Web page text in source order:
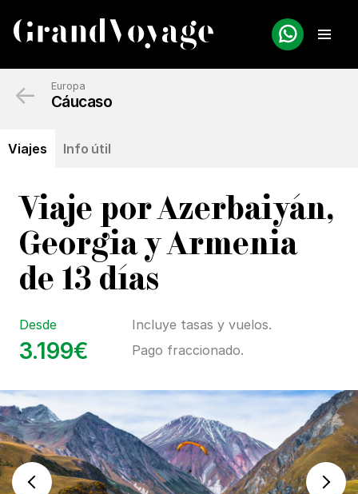
Europa
Cáucaso
Viajes Info útil
←
Viaje por Azerbaiyán,
Georgia y Armenia
de 13 días
Desde
3.199€
Incluye tasas y vuelos.
Pago fraccionado.